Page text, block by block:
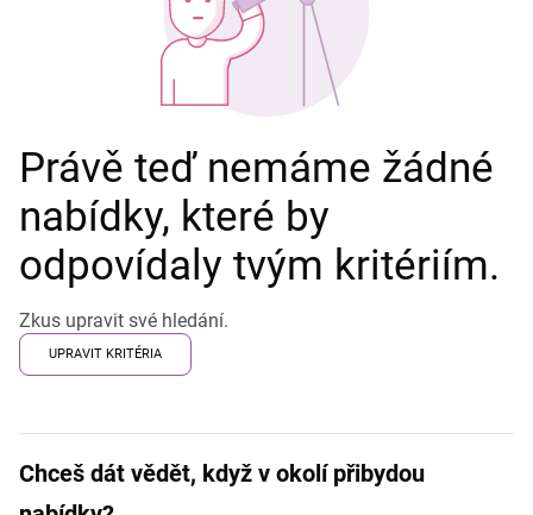
Právě teď nemáme žádné
nabídky, které by
odpovídaly tvým kritériím.
Zkus upravit své hledání.
UPRAVIT KRITÉRIA
Chceš dát vědět, když v okolí přibydou